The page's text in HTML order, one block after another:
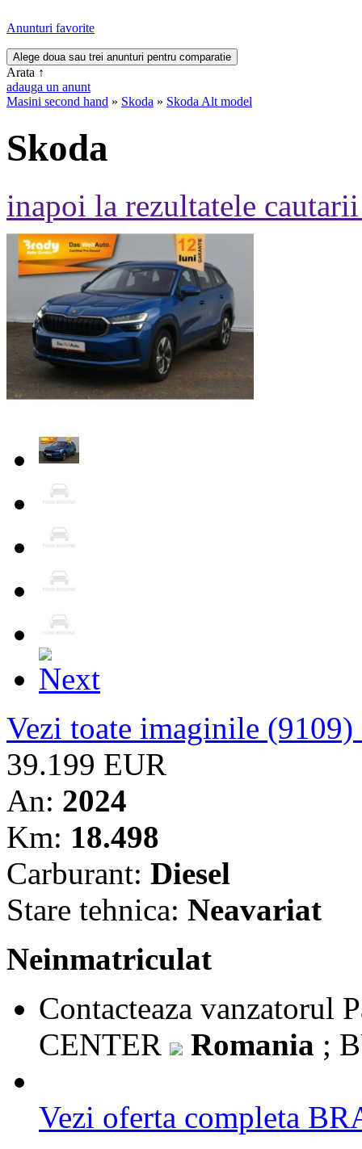
Anunturi favorite
Arata ↑
adauga un anunt
Masini second hand » Skoda » Skoda Alt model
Skoda
inapoi la rezultatele
Vezi toate imaginile (9109)
39.199 EUR
An: 2024
Km: 18.498
Carburant: Diesel
Stare tehnica: Neavariat
Neinmatriculat
Contacteaza vanzatorul
CENTER
Romania ;
Vezi oferta completa